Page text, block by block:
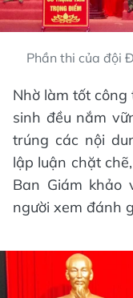
Phần thi của đội
Nhờ làm tốt
sinh đều nắm
trúng các nội
lập luận chặt
Ban Giám khảo
người xem đánh